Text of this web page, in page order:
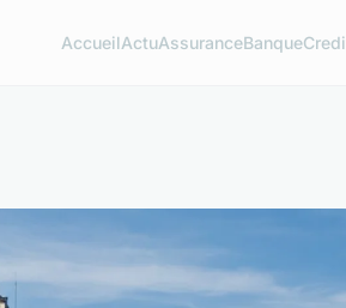
AccueilActuAssuranceBanque